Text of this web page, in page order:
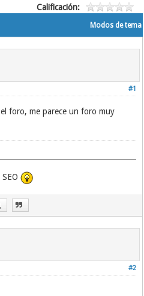
Calificación:
Modos de tema
#1
foro, me parece un foro muy
SEO
#2